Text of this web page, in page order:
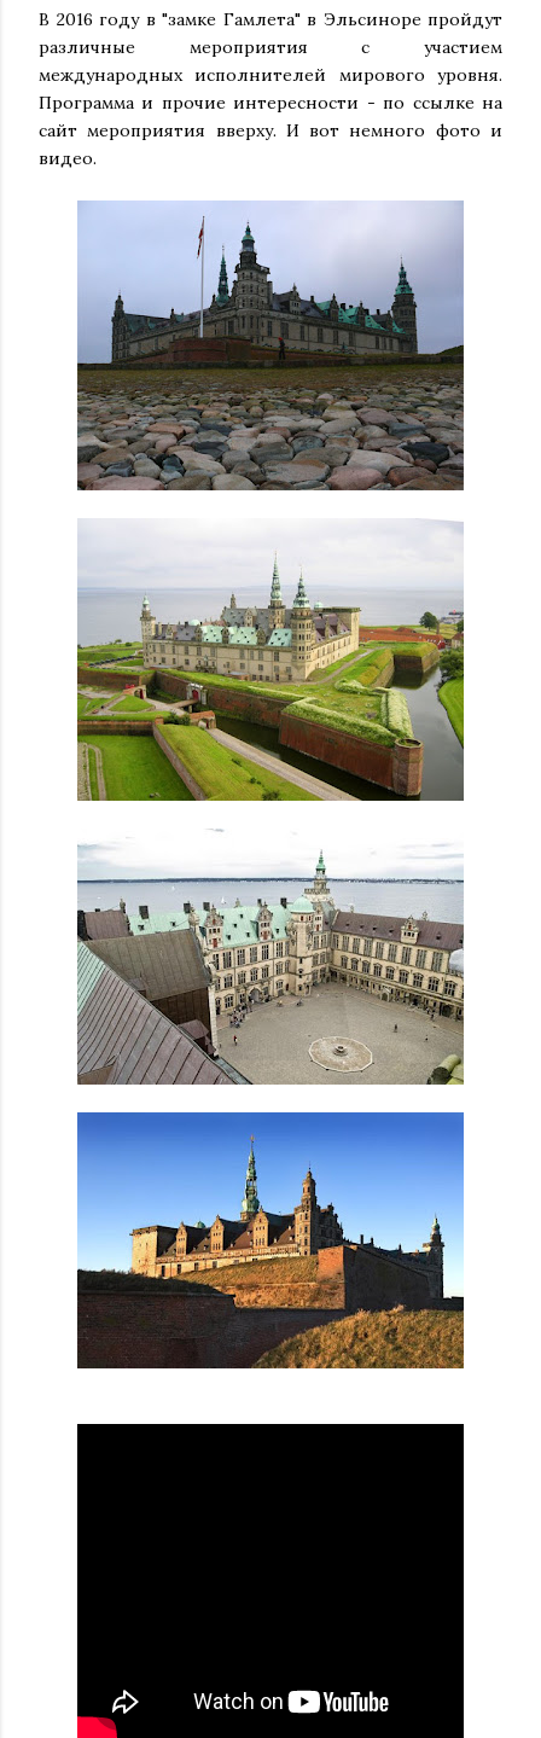
В 2016 году в "замке Гамлета" в Эльсиноре пройдут
различные мероприятия с участием
международных исполнителей мирового уровня.
Программа и прочие интересности - по ссылке на
сайт мероприятия вверху. И вот немного фото и
видео.